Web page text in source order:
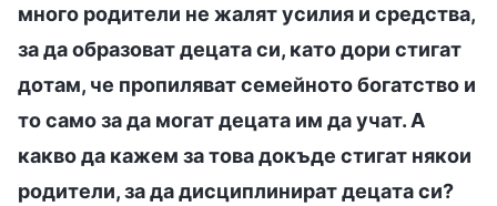
много родители не жалят усилия и средства,
за да образоват децата си, като дори стигат
дотам, че пропиляват семейното богатство и
то само за да могат децата им да учат. А
какво да кажем за това докъде стигат някои
родители, за да дисциплинират децата си?